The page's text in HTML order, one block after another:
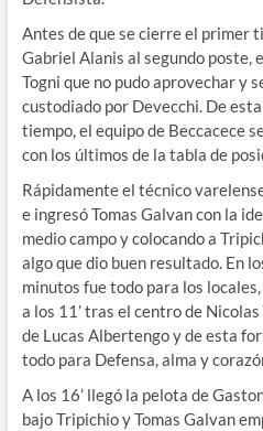
Antes de que se cierre el primer
Gabriel Alanis al segundo poste,
Togni que no pudo aprovechar y
custodiado por Devecchi. De
tiempo, el equipo de Beccacece
con los últimos de la tabla de
Rápidamente el técnico
e ingresó Tomas Galvan con la
medio campo y colocando a
algo que dio buen resultado. En
minutos fue todo para los
a los 11’ tras el centro de
de Lucas Albertengo y de esta
todo para Defensa, alma y
A los 16’ llegó la pelota de
bajo Tripichio y Tomas Galvan